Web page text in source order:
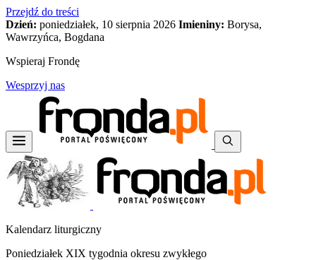
Przejdź do treści
Dzień: poniedziałek, 10 sierpnia 2026 Imieniny: Borysa,
Wawrzyńca, Bogdana
Wspieraj Frondę
Wesprzyj nas
Kalendarz liturgiczny
Poniedziałek XIX tygodnia okresu zwykłego